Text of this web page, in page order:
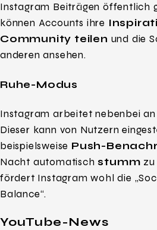
Instagram Beiträgen öffentlich
können Accounts ihre
Community teilen und die
anderen ansehen.
Ruhe-Modus
Instagram arbeitet nebenbei
Dieser kann von Nutzern
beispielsweise Push-
Nacht automatischstumm
fördert Instagram wohl die
Balance“.
YouTube-News